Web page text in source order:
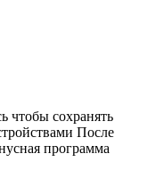
чтобы сохранять
После
программа